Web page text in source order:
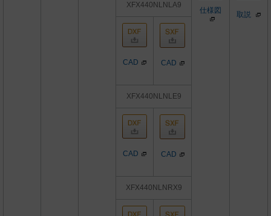
仕様図 取説
XFX440NLNLA9
CAD CAD
XFX440NLNLE9
CAD CAD
XFX440NLNRX9